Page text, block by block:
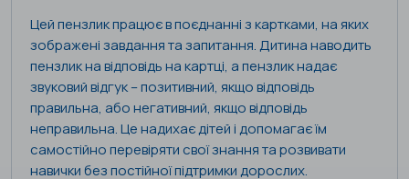
Цей пензлик працює в поєднанні з картками, на яких
зображені завдання та запитання. Дитина наводить
пензлик на відповідь на картці, а пензлик надає
звуковий відгук – позитивний, якщо відповідь
правильна, або негативний, якщо відповідь
неправильна. Це надихає дітей і допомагає їм
самостійно перевіряти свої знання та розвивати
навички без постійної підтримки дорослих.